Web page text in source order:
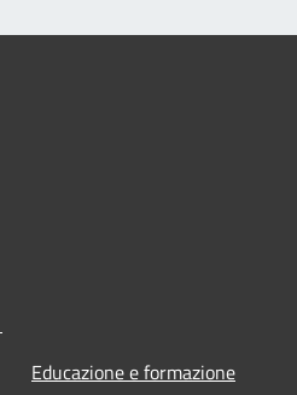
Educazione e formazione